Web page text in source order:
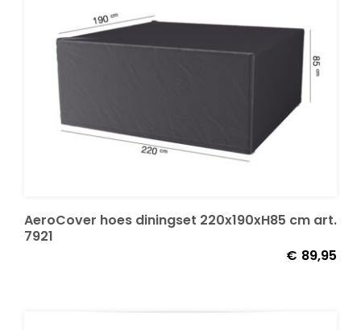
AeroCover hoes diningset 220x190xH85 cm art.
7921
€ 89,95